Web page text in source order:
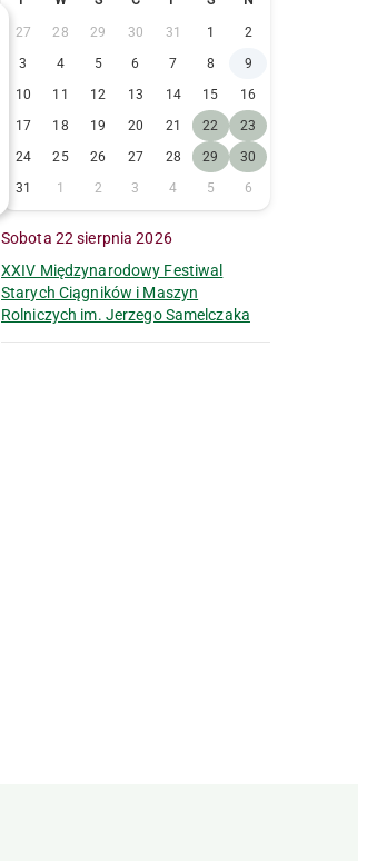
27 28 29 30 31 1
2
3
4 5 6 7 8
9
10
11 12 13 14 15
16
17
18 19 20 21 22
23
24
25 26 27 28 29
30
31
1 2 3 4 5 6
Sobota 22 sierpnia 2026
XXIV Międzynarodowy Festiwal
Starych Ciągników i Maszyn
Rolniczych im. Jerzego Samelczaka